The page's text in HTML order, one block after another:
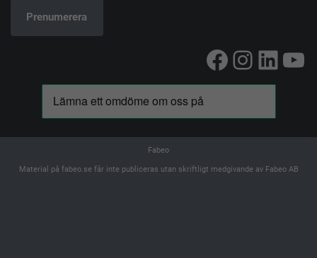
Facebook
Fabeo
Material på fabeo.se får inte publiceras utan skriftligt medgivande av Fabeo AB